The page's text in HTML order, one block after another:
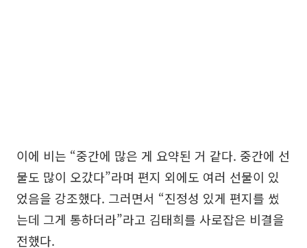
이에 비는 “중간에 많은 게 요약된 거 같다. 중간에 선
물도 많이 오갔다”라며 편지 외에도 여러 선물이 있
었음을 강조했다. 그러면서 “진정성 있게 편지를 썼
는데 그게 통하더라”라고 김태희를 사로잡은 비결을
전했다.